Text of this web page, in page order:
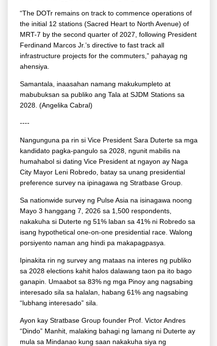
“The DOTr remains on track to commence operations of
the initial 12 stations (Sacred Heart to North Avenue) of
MRT-7 by the second quarter of 2027, following President
Ferdinand Marcos Jr.’s directive to fast track all
infrastructure projects for the commuters,” pahayag ng
ahensiya.
Samantala, inaasahan namang makukumpleto at
mabubuksan sa publiko ang Tala at SJDM Stations sa
2028. (Angelika Cabral)
----
Nangunguna pa rin si Vice President Sara Duterte sa mga
kandidato pagka-pangulo sa 2028, ngunit mabilis na
humahabol si dating Vice President at ngayon ay Naga
City Mayor Leni Robredo, batay sa unang presidential
preference survey na ipinagawa ng Stratbase Group.
Sa nationwide survey ng Pulse Asia na isinagawa noong
Mayo 3 hanggang 7, 2026 sa 1,500 respondents,
nakakuha si Duterte ng 51% laban sa 41% ni Robredo sa
isang hypothetical one-on-one presidential race. Walong
porsiyento naman ang hindi pa makapagpasya.
Ipinakita rin ng survey ang mataas na interes ng publiko
sa 2028 elections kahit halos dalawang taon pa ito bago
ganapin. Umaabot sa 83% ng mga Pinoy ang nagsabing
interesado sila sa halalan, habang 61% ang nagsabing
“lubhang interesado” sila.
Ayon kay Stratbase Group founder Prof. Victor Andres
“Dindo” Manhit, malaking bahagi ng lamang ni Duterte ay
mula sa Mindanao kung saan nakakuha siya ng